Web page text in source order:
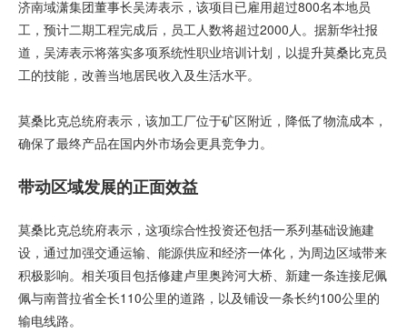
济南域潇集团董事长吴涛表示，该项目已雇用超过800名本地员
工，预计二期工程完成后，员工人数将超过2000人。据新华社报
道，吴涛表示将落实多项系统性职业培训计划，以提升莫桑比克员
工的技能，改善当地居民收入及生活水平。
莫桑比克总统府表示，该加工厂位于矿区附近，降低了物流成本，
确保了最终产品在国内外市场会更具竞争力。
带动区域发展的正面效益
莫桑比克总统府表示，这项综合性投资还包括一系列基础设施建
设，通过加强交通运输、能源供应和经济一体化，为周边区域带来
积极影响。相关项目包括修建卢里奥跨河大桥、新建一条连接尼佩
佩与南普拉省全长110公里的道路，以及铺设一条长约100公里的
输电线路。